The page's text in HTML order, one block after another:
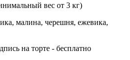
вес от 3 кг)
малина, черешня, ежевика,
на торте - бесплатно